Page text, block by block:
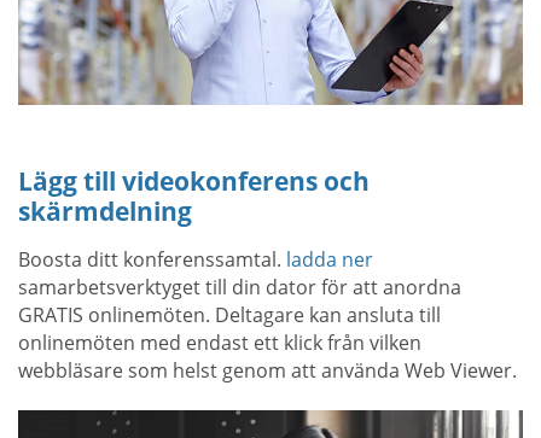
Lägg till videokonferens och
skärmdelning
Boosta ditt konferenssamtal. ladda ner
samarbetsverktyget till din dator för att anordna
GRATIS onlinemöten. Deltagare kan ansluta till
onlinemöten med endast ett klick från vilken
webbläsare som helst genom att använda Web Viewer.